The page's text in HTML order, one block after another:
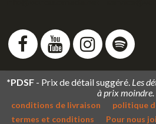
*PDSF - Prix de détail suggéré. Les
à prix moindre.
conditions de livraison
politique
termes et conditions
Pour nous